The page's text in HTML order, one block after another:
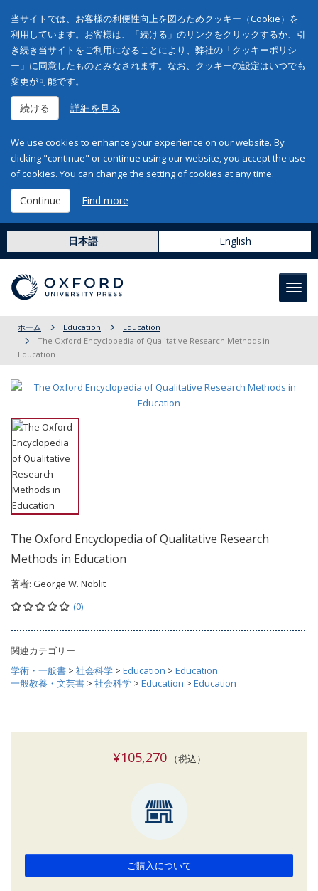
当サイトでは、お客様の利便性向上を図るためクッキー（Cookie）を
利用しています。お客様は、「続ける」のリンクをクリックするか、引
き続き当サイトをご利用になることにより、弊社の「クッキーポリシ
ー」に同意したものとみなされます。なお、クッキーの設定はいつでも
変更が可能です。
続ける 詳細を見る
We use cookies to enhance your experience on our website. By
clicking "continue" or continue using our website, you accept the use
of cookies. You can change the setting of cookies at any time.
Continue Find more
日本語 English
ホーム Education
Education
The Oxford Encyclopedia of Qualitative Research Methods in
Education
The Oxford Encyclopedia of Qualitative Research
Methods in Education
著者: George W. Noblit
(0)
関連カテゴリー
学術・一般書 > 社会科学 > Education > Education
一般教養・文芸書 > 社会科学 > Education > Education
¥105,270（税込）
ご購入について